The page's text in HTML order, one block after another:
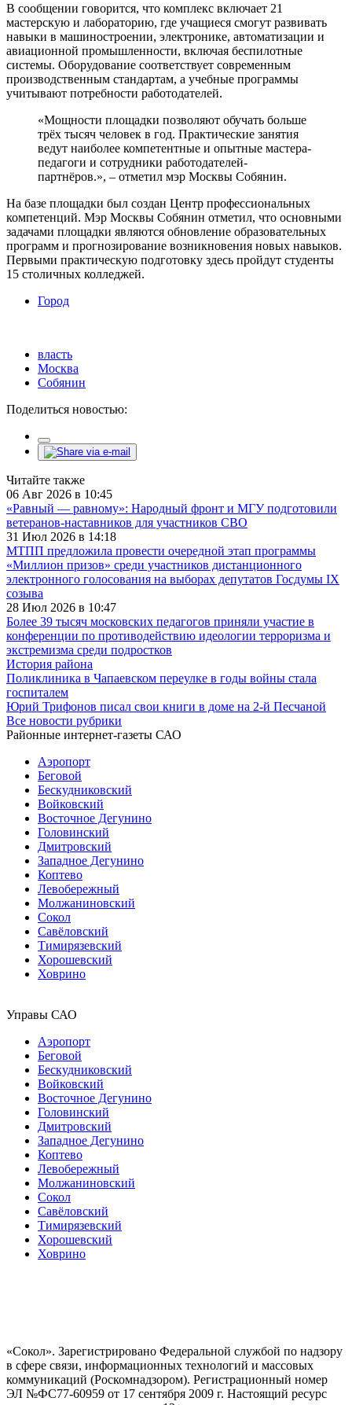
В сообщении говорится, что комплекс включает 21
мастерскую и лабораторию, где учащиеся смогут развивать
навыки в машиностроении, электронике, автоматизации и
авиационной промышленности, включая беспилотные
системы. Оборудование соответствует современным
производственным стандартам, а учебные программы
учитывают потребности работодателей.
«Мощности площадки позволяют обучать больше
трёх тысяч человек в год. Практические занятия
ведут наиболее компетентные и опытные мастера-
педагоги и сотрудники работодателей-
партнëров.», – отметил мэр Москвы Собянин.
На базе площадки был создан Центр профессиональных
компетенций. Мэр Москвы Собянин отметил, что основными
задачами площадки являются обновление образовательных
программ и прогнозирование возникновения новых навыков.
Первыми практическую подготовку здесь пройдут студенты
15 столичных колледжей.
Город
власть
Москва
Собянин
Поделиться новостью:
Читайте также
06 Авг 2026 в 10:45
«Равный — равному»: Народный фронт и МГУ подготовили
ветеранов-наставников для участников СВО
31 Июл 2026 в 14:18
МТПП предложила провести очередной этап программы
«Миллион призов» среди участников дистанционного
электронного голосования на выборах депутатов Госдумы IX
созыва
28 Июл 2026 в 10:47
Более 39 тысяч московских педагогов приняли участие в
конференции по противодействию идеологии терроризма и
экстремизма среди подростков
История района
Поликлиника в Чапаевском переулке в годы войны стала
госпиталем
Юрий Трифонов писал свои книги в доме на 2-й Песчаной
Все новости рубрики
Районные интернет-газеты САО
Аэропорт
Беговой
Бескудниковский
Войковский
Восточное Дегунино
Головинский
Дмитровский
Западное Дегунино
Коптево
Левобережный
Молжаниновский
Сокол
Савёловский
Тимирязевский
Хорошевский
Ховрино
Управы САО
Аэропорт
Беговой
Бескудниковский
Войковский
Восточное Дегунино
Головинский
Дмитровский
Западное Дегунино
Коптево
Левобережный
Молжаниновский
Сокол
Савёловский
Тимирязевский
Хорошевский
Ховрино
«Сокол». Зарегистрировано Федеральной службой по надзору
в сфере связи, информационных технологий и массовых
коммуникаций (Роскомнадзором). Регистрационный номер
ЭЛ №ФС77-60959 от 17 сентября 2009 г. Настоящий ресурс